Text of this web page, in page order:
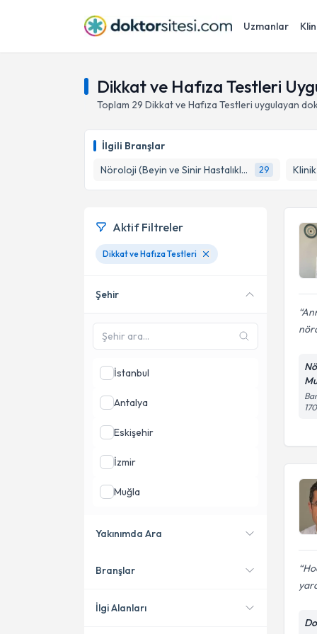
Uzmanlar
Dikkat ve Hafıza Testleri
Toplam 29 Dikkat ve Hafıza Testleri uygulayan
İlgili Branşlar
Nöroloji (Beyin ve Sinir Hastalıkları)
29
Aktif Filtreler
Dikkat ve Hafıza Testleri
Şehir
İstanbul
Antalya
Eskişehir
İzmir
Muğla
Yakınımda Ara
Konumuma yakın uzmanları
Branşlar
İlgi Alanları